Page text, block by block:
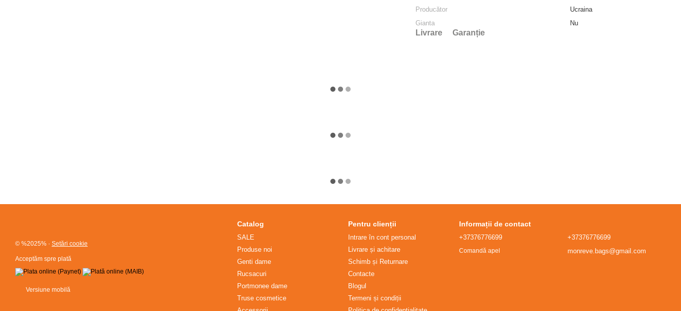
Producător
Ucraina
Gianta
Nu
Livrare Garanție
© %2025% · Setări cookie
Acceptăm spre plată
Versiune mobilă
Catalog
SALE
Produse noi
Genti dame
Rucsacuri
Portmonee dame
Truse cosmetice
Pentru clienții
Intrare în cont personal
Livrare și achitare
Schimb și Returnare
Contacte
Blogul
Termeni și condiții
Informații de contact
+37376776699
Comandă apel
+37376776699
monreve.bags@gmail.com